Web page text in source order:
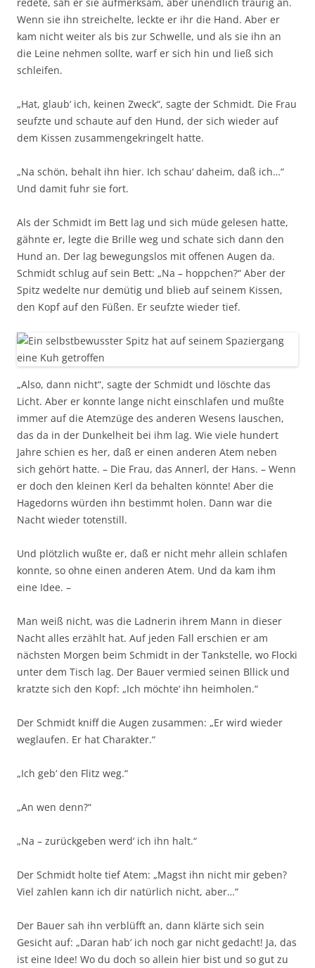
Wenn sie ihn streichelte, leckte er ihr die Hand. Aber er
kam nicht weiter als bis zur Schwelle, und als sie ihn an
die Leine nehmen sollte, warf er sich hin und ließ sich
schleifen.
„Hat, glaub‘ ich, keinen Zweck“, sagte der Schmidt. Die Frau
seufzte und schaute auf den Hund, der sich wieder auf
dem Kissen zusammengekringelt hatte.
„Na schön, behalt ihn hier. Ich schau‘ daheim, daß ich…“
Und damit fuhr sie fort.
Als der Schmidt im Bett lag und sich müde gelesen hatte,
gähnte er, legte die Brille weg und schate sich dann den
Hund an. Der lag bewegungslos mit offenen Augen da.
Schmidt schlug auf sein Bett: „Na – hoppchen?“ Aber der
Spitz wedelte nur demütig und blieb auf seinem Kissen,
den Kopf auf den Füßen. Er seufzte wieder tief.
„Also, dann nicht“, sagte der Schmidt und löschte das
Licht. Aber er konnte lange nicht einschlafen und mußte
immer auf die Atemzüge des anderen Wesens lauschen,
das da in der Dunkelheit bei ihm lag. Wie viele hundert
Jahre schien es her, daß er einen anderen Atem neben
sich gehört hatte. – Die Frau, das Annerl, der Hans. – Wenn
er doch den kleinen Kerl da behalten könnte! Aber die
Hagedorns würden ihn bestimmt holen. Dann war die
Nacht wieder totenstill.
Und plötzlich wußte er, daß er nicht mehr allein schlafen
konnte, so ohne einen anderen Atem. Und da kam ihm
eine Idee. –
Man weiß nicht, was die Ladnerin ihrem Mann in dieser
Nacht alles erzählt hat. Auf jeden Fall erschien er am
nächsten Morgen beim Schmidt in der Tankstelle, wo Flocki
unter dem Tisch lag. Der Bauer vermied seinen Bllick und
kratzte sich den Kopf: „Ich möchte‘ ihn heimholen.“
Der Schmidt kniff die Augen zusammen: „Er wird wieder
weglaufen. Er hat Charakter.“
„Ich geb‘ den Flitz weg.“
„An wen denn?“
„Na – zurückgeben werd‘ ich ihn halt.“
Der Schmidt holte tief Atem: „Magst ihn nicht mir geben?
Viel zahlen kann ich dir natürlich nicht, aber…“
Der Bauer sah ihn verblüfft an, dann klärte sich sein
Gesicht auf: „Daran hab‘ ich noch gar nicht gedacht! Ja, das
ist eine Idee! Wo du doch so allein hier bist und so gut zu